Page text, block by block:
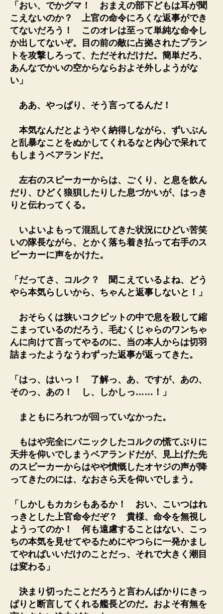
「おい、でかグマ！ おまえの部下どもは耳が聞
こえないのか？ 上官の命令にろくな返事ができ
てないだろう！ このオレは至って単純な命令し
か出してないぞ。目の前の敵に占拠されたプラン
トを攻撃しろって、ただそれだけだ。簡単だろ、
あんなでかいの空からならおよそ外しようがな
い」
ああ、やっぱり、そう言ってるんだ！
本気なんだとようやく納得しながら、ずいぶん
と乱暴なことをぬかしてくれるなと内心で呆れて
もしまうベアランドだ。
左右のスピーカーからは、ごくり、と息を飲ん
だり、ひどく狼狽したりした息づかいが、はっき
りと伝わってくる。
いよいよもって混乱してきた状況にひどい苦笑
いの隊長ながら、とかく落ち着き払って右手のス
ピーカーに声をかけた。
「だってさ、コルク？ 聞こえているよね、どう
やら本気らしいから、ちゃんと返事しないと！」
おそらくは狭いコクピットの中で息を殺して縮
こまっているのだろう、毛むくじゃらのワンちゃ
んに向けて言ってやるのに、当の本人からは切羽
詰まったようなうわずった返事が返ってきた。
「はっ、はいっ！ 了解っ、あ、ですが、あの、
そのっ、あの！ し、しかしっ……！」
まともにろれつが回っていなかった。
もはや完全にパニックしたコルクの慌てぶりに
天井を仰いでしまうベアランドだが、見上げた先
のスピーカーからはやや憤慨したオヤジの声が降
ってきたのには、なおさら天を仰いでしまう。
「しかしもカカシもあるか！ おい、こいつはれ
っきとした上官命令だぞ？ 貴様、命令を無視し
ようってのか！ 何も遠慮することはない、こっ
ちの本気を見せてやるためにやつらに一発かまし
てやればいいだけのことだっ、それで大きく潮目
は変わる」
決まり切ったことだろうと言わんばかりにきっ
ぱりと断言してくれる艦長どのだ。およそ有無を